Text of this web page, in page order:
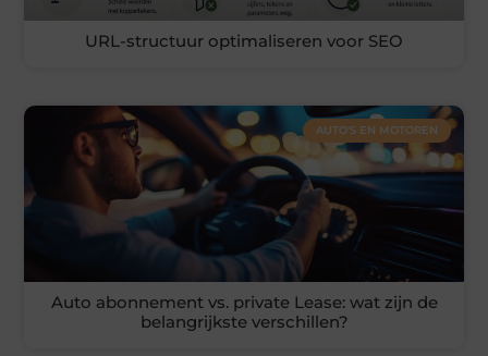
URL-structuur optimaliseren voor SEO
AUTO'S EN MOTOREN
Auto abonnement vs. private Lease: wat zijn de
belangrijkste verschillen?